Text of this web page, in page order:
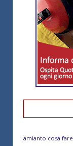
amianto cosa fare